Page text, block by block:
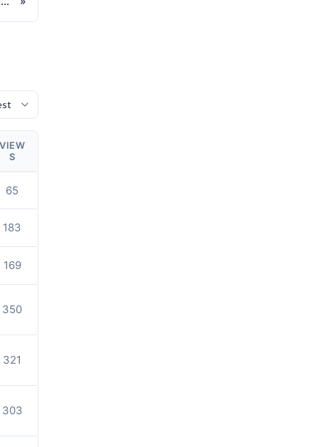
VIEW
S
65
183
169
350
321
303